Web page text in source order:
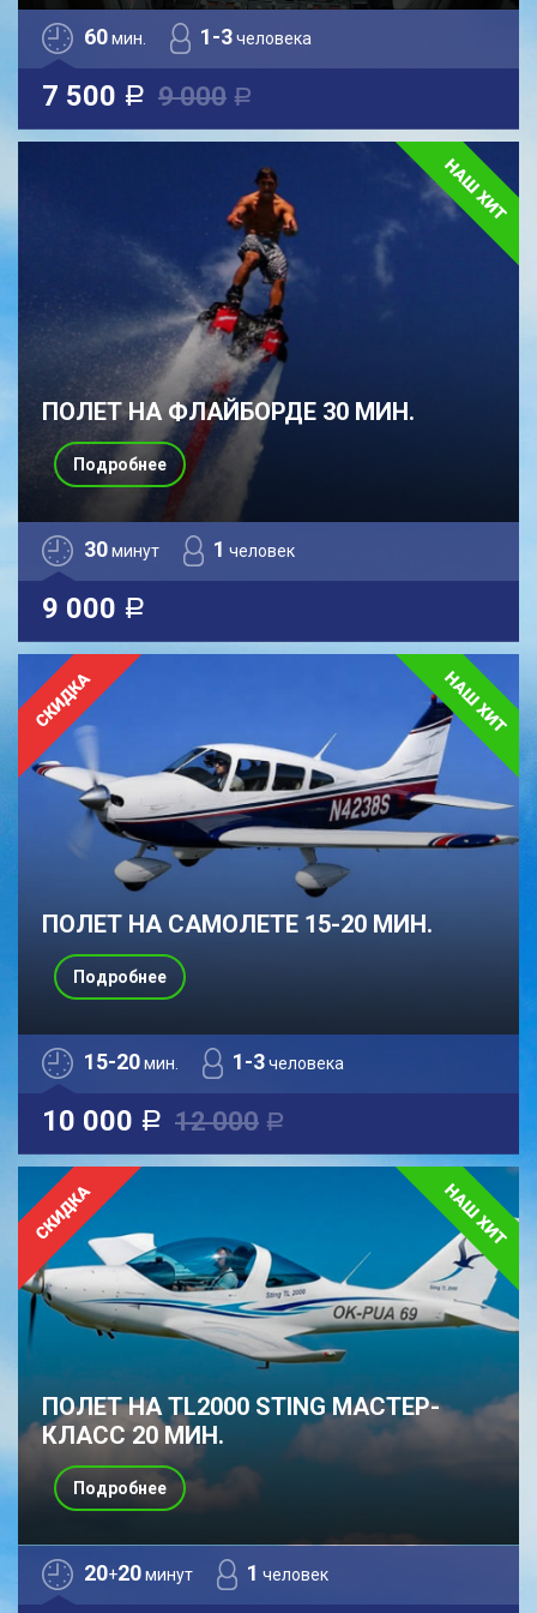
60мин. 1-3человека
7 500 a 9 000 a
ПОЛЕТ НА ФЛАЙБОРДЕ 30 МИН.
30минут 1 человек
9 000 a
Подробнее
ПОЛЕТ НА САМОЛЕТЕ 15-20 МИН.
15-20мин. 1-3человека
10 000 a 12 000 a
Подробнее
ПОЛЕТ НА TL2000 STING МАСТЕР-
КЛАСС 20 МИН.
20+20минут 1 человек
Подробнее